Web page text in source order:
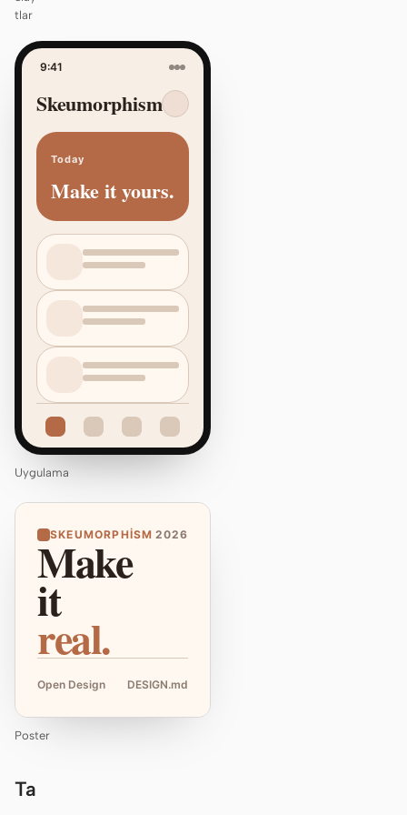
tlar
9:41
Skeumorphism
Today
Make it yours.
Uygulama
SKEUMORPHISM 2026
Make
it
real.
Open Design DESIGN.md
Poster
Ta